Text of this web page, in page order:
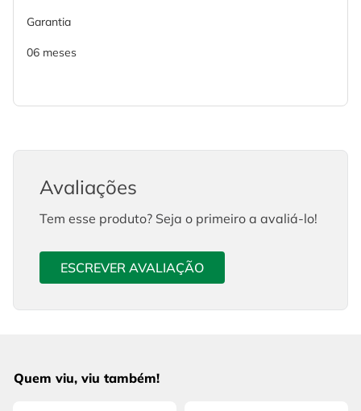
Garantia
06 meses
Avaliações
Tem esse produto? Seja o primeiro a avaliá-lo!
ESCREVER AVALIAÇÃO
Quem viu, viu também!